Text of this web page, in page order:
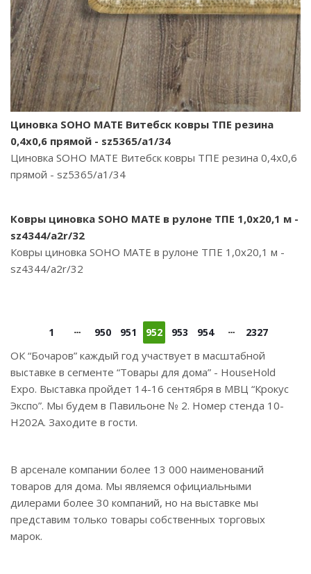
Циновка SOHO MATE Витебск ковры ТПЕ резина
0,4х0,6 прямой - sz5365/a1/34
Циновка SOHO MATE Витебск ковры ТПЕ резина 0,4х0,6
прямой - sz5365/a1/34
Ковры циновка SOHO MATE в рулоне ТПЕ 1,0х20,1 м -
sz4344/a2r/32
Ковры циновка SOHO MATE в рулоне ТПЕ 1,0х20,1 м -
sz4344/a2r/32
1 950 951 952 953 954 2327
ОК “Бочаров” каждый год участвует в масштабной
выставке в сегменте “Товары для дома” - HouseHold
Expo. Выставка пройдет 14-16 сентября в МВЦ “Крокус
Экспо”. Мы будем в Павильоне № 2. Номер стенда 10-
Н202А. Заходите в гости.
В арсенале компании более 13 000 наименований
товаров для дома. Мы являемся официальными
дилерами более 30 компаний, но на выставке мы
представим только товары собственных торговых
марок.